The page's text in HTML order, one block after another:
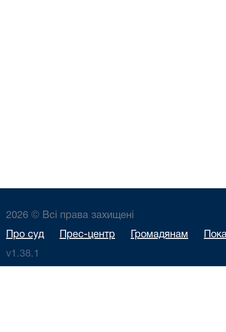
2026 © Всі права захищені
Про суд Прес-центр Громадянам
v1.38.1